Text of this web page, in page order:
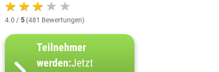
4.0 / 5 (481 Bewertungen)
Teilnehmer
werden:Jetzt